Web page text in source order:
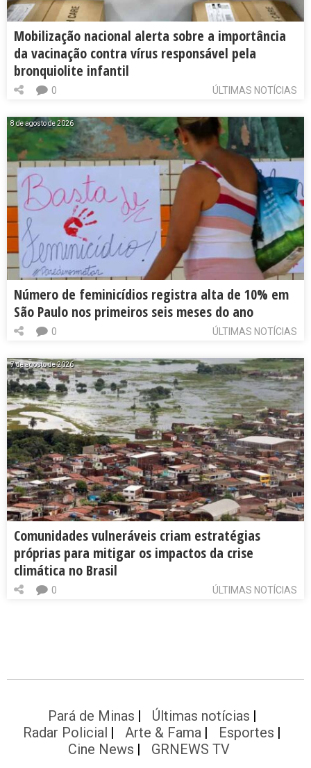
Mobilização nacional alerta sobre a importância
da vacinação contra vírus responsável pela
bronquiolite infantil
ÚLTIMAS NOTÍCIAS
0
8 de agosto de 2026
Número de feminicídios registra alta de 10% em
São Paulo nos primeiros seis meses do ano
ÚLTIMAS NOTÍCIAS
0
7 de agosto de 2026
Comunidades vulneráveis criam estratégias
próprias para mitigar os impactos da crise
climática no Brasil
ÚLTIMAS NOTÍCIAS
0
Pará de Minas
Últimas notícias
Radar Policial
Arte & Fama
Esportes
Cine News
GRNEWS TV